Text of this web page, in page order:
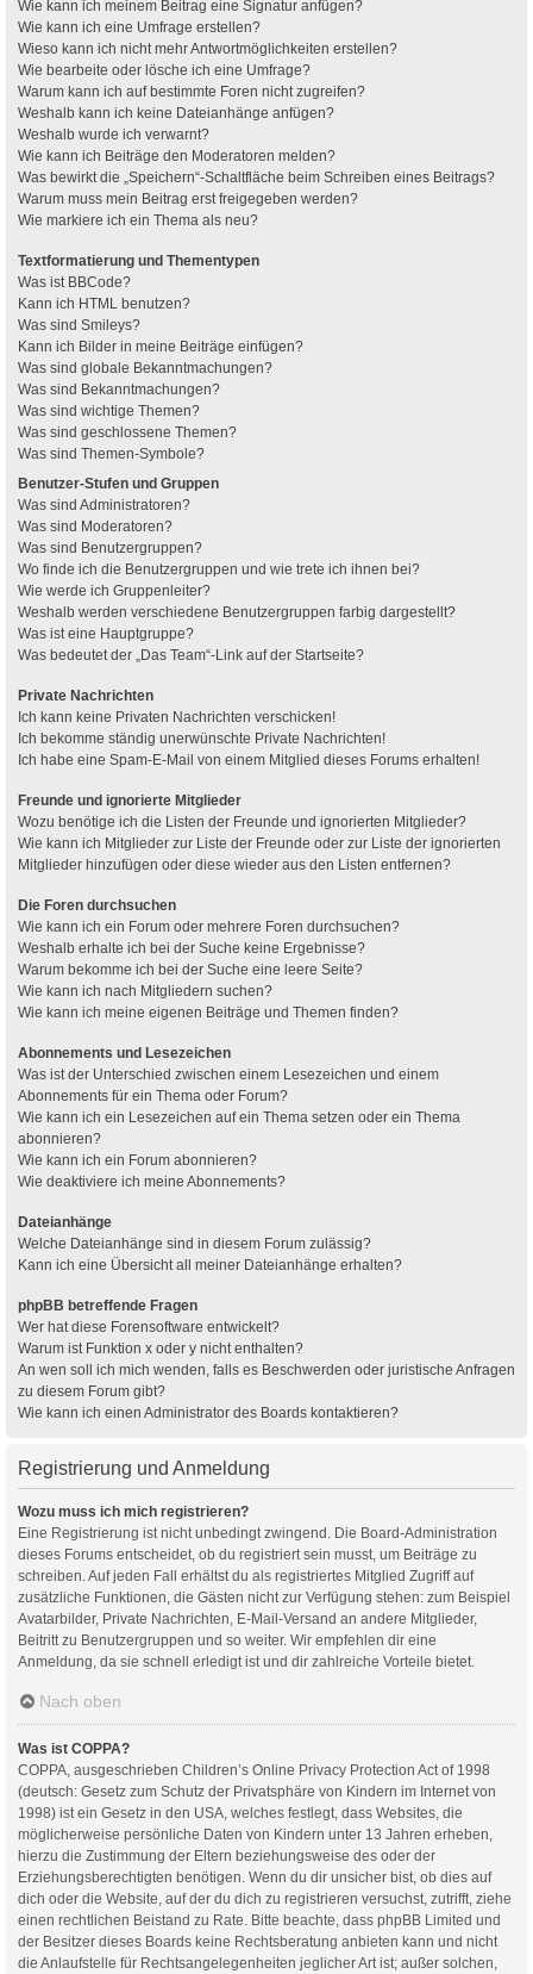
Wie kann ich meinem Beitrag eine Signatur anfügen?
Wie kann ich eine Umfrage erstellen?
Wieso kann ich nicht mehr Antwortmöglichkeiten erstellen?
Wie bearbeite oder lösche ich eine Umfrage?
Warum kann ich auf bestimmte Foren nicht zugreifen?
Weshalb kann ich keine Dateianhänge anfügen?
Weshalb wurde ich verwarnt?
Wie kann ich Beiträge den Moderatoren melden?
Was bewirkt die „Speichern“-Schaltfläche beim Schreiben eines Beitrags?
Warum muss mein Beitrag erst freigegeben werden?
Wie markiere ich ein Thema als neu?
Textformatierung und Thementypen
Was ist BBCode?
Kann ich HTML benutzen?
Was sind Smileys?
Kann ich Bilder in meine Beiträge einfügen?
Was sind globale Bekanntmachungen?
Was sind Bekanntmachungen?
Was sind wichtige Themen?
Was sind geschlossene Themen?
Was sind Themen-Symbole?
Benutzer-Stufen und Gruppen
Was sind Administratoren?
Was sind Moderatoren?
Was sind Benutzergruppen?
Wo finde ich die Benutzergruppen und wie trete ich ihnen bei?
Wie werde ich Gruppenleiter?
Weshalb werden verschiedene Benutzergruppen farbig dargestellt?
Was ist eine Hauptgruppe?
Was bedeutet der „Das Team“-Link auf der Startseite?
Private Nachrichten
Ich kann keine Privaten Nachrichten verschicken!
Ich bekomme ständig unerwünschte Private Nachrichten!
Ich habe eine Spam-E-Mail von einem Mitglied dieses Forums erhalten!
Freunde und ignorierte Mitglieder
Wozu benötige ich die Listen der Freunde und ignorierten Mitglieder?
Wie kann ich Mitglieder zur Liste der Freunde oder zur Liste der ignorierten
Mitglieder hinzufügen oder diese wieder aus den Listen entfernen?
Die Foren durchsuchen
Wie kann ich ein Forum oder mehrere Foren durchsuchen?
Weshalb erhalte ich bei der Suche keine Ergebnisse?
Warum bekomme ich bei der Suche eine leere Seite?
Wie kann ich nach Mitgliedern suchen?
Wie kann ich meine eigenen Beiträge und Themen finden?
Abonnements und Lesezeichen
Was ist der Unterschied zwischen einem Lesezeichen und einem
Abonnements für ein Thema oder Forum?
Wie kann ich ein Lesezeichen auf ein Thema setzen oder ein Thema
abonnieren?
Wie kann ich ein Forum abonnieren?
Wie deaktiviere ich meine Abonnements?
Dateianhänge
Welche Dateianhänge sind in diesem Forum zulässig?
Kann ich eine Übersicht all meiner Dateianhänge erhalten?
phpBB betreffende Fragen
Wer hat diese Forensoftware entwickelt?
Warum ist Funktion x oder y nicht enthalten?
An wen soll ich mich wenden, falls es Beschwerden oder juristische Anfragen
zu diesem Forum gibt?
Wie kann ich einen Administrator des Boards kontaktieren?
Registrierung und Anmeldung
Wozu muss ich mich registrieren?
Eine Registrierung ist nicht unbedingt zwingend. Die Board-Administration
dieses Forums entscheidet, ob du registriert sein musst, um Beiträge zu
schreiben. Auf jeden Fall erhältst du als registriertes Mitglied Zugriff auf
zusätzliche Funktionen, die Gästen nicht zur Verfügung stehen: zum Beispiel
Avatarbilder, Private Nachrichten, E-Mail-Versand an andere Mitglieder,
Beitritt zu Benutzergruppen und so weiter. Wir empfehlen dir eine
Anmeldung, da sie schnell erledigt ist und dir zahlreiche Vorteile bietet.
Nach oben
Was ist COPPA?
COPPA, ausgeschrieben Children’s Online Privacy Protection Act of 1998
(deutsch: Gesetz zum Schutz der Privatsphäre von Kindern im Internet von
1998) ist ein Gesetz in den USA, welches festlegt, dass Websites, die
möglicherweise persönliche Daten von Kindern unter 13 Jahren erheben,
hierzu die Zustimmung der Eltern beziehungsweise des oder der
Erziehungsberechtigten benötigen. Wenn du dir unsicher bist, ob dies auf
dich oder die Website, auf der du dich zu registrieren versuchst, zutrifft, ziehe
einen rechtlichen Beistand zu Rate. Bitte beachte, dass phpBB Limited und
der Besitzer dieses Boards keine Rechtsberatung anbieten kann und nicht
die Anlaufstelle für Rechtsangelegenheiten jeglicher Art ist; außer solchen,